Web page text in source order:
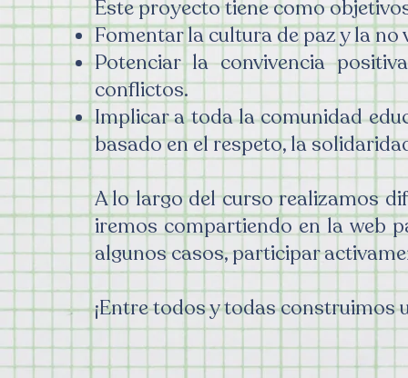
Este proyecto tiene como
Fomentar la cultura de paz y la no
Potenciar la convivencia
conflictos.
Implicar a toda la comunidad
basado en el respeto, la
A lo largo del curso realizamos
iremos compartiendo en la web
algunos casos, participar
¡Entre todos y todas construimos